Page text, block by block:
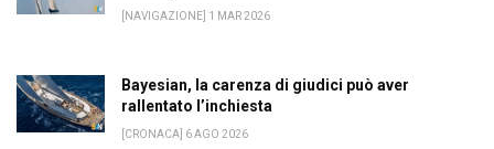
[NAVIGAZIONE] 1 MAR 2026
Bayesian, la carenza di giudici può aver
rallentato l’inchiesta
[CRONACA] 6 AGO 2026